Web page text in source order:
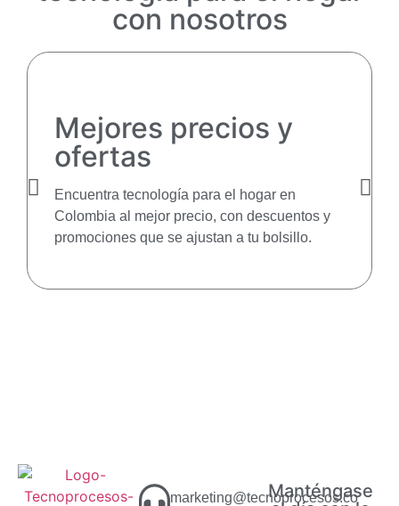
con nosotros
Mejores precios y
ofertas
Encuentra tecnología para el hogar en
Colombia al mejor precio, con descuentos y
promociones que se ajustan a tu bolsillo.
marketing@tecnoprocesos.co
Manténgase